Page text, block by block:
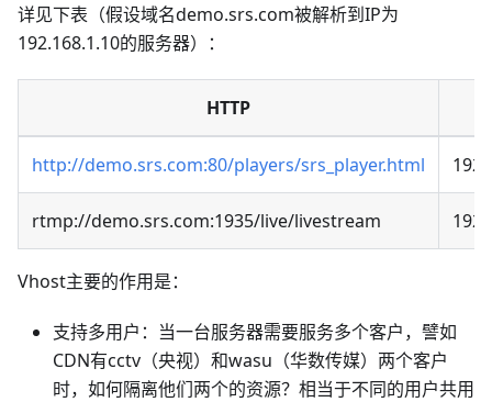
详见下表（假设域名demo.srs.com被解析到IP为
192.168.1.10的服务器）：
HTTP
http://demo.srs.com:80/players/srs_player.html
rtmp://demo.srs.com:1935/live/livestream
Vhost主要的作用是：
支持多用户：当一台服务器需要服务多个客户，譬如
CDN有cctv（央视）和wasu（华数传媒）两个客户
时，如何隔离他们两个的资源？相当于不同的用户共用